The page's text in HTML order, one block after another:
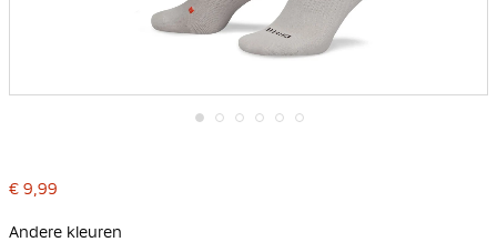
begin
de
€ 9,99
Andere kleuren